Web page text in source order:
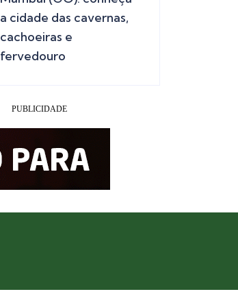
a cidade das cavernas,
cachoeiras e
fervedouro